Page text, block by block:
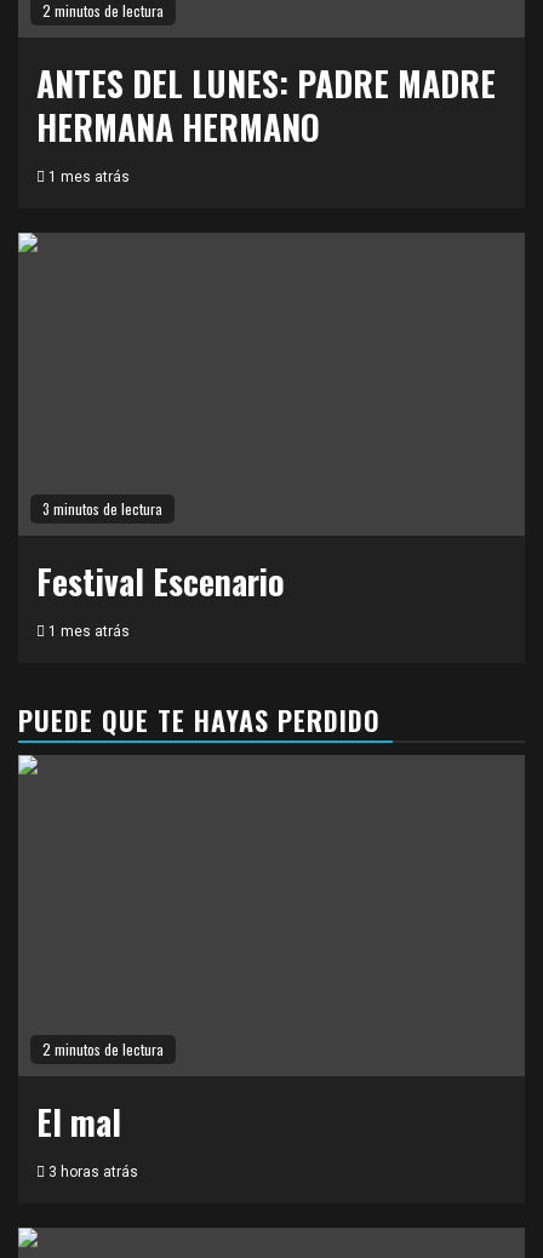
2 minutos de lectura
ANTES DEL LUNES: PADRE MADRE
HERMANA HERMANO
1 mes atrás
3 minutos de lectura
Festival Escenario
1 mes atrás
PUEDE QUE TE HAYAS PERDIDO
2 minutos de lectura
El mal
3 horas atrás